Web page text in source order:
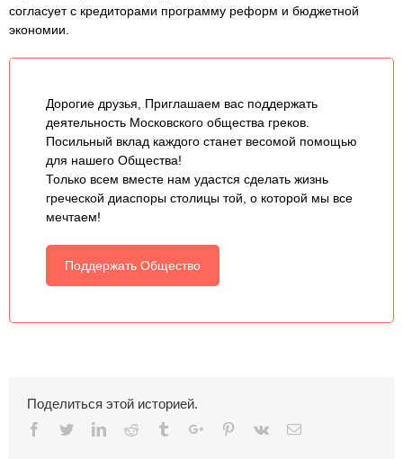
согласует с кредиторами программу реформ и бюджетной
экономии.
Дорогие друзья, Приглашаем вас поддержать
деятельность Московского общества греков.
Посильный вклад каждого станет весомой помощью
для нашего Общества!
Только всем вместе нам удастся сделать жизнь
греческой диаспоры столицы той, о которой мы все
мечтаем!
Поддержать Общество
Поделиться этой историей.
Facebook
TwitterLinkedinReddit TumblrGoogle+Pinterest
Vk Email